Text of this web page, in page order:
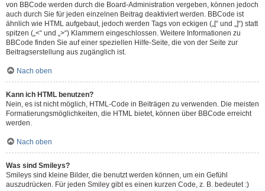
von BBCode werden durch die Board-Administration vergeben, können jedoch
auch durch Sie für jeden einzelnen Beitrag deaktiviert werden. BBCode ist
ähnlich wie HTML aufgebaut, jedoch werden Tags von eckigen („[“ und „]“) statt
spitzen („<“ und „>“) Klammern eingeschlossen. Weitere Informationen zu
BBCode finden Sie auf einer speziellen Hilfe-Seite, die von der Seite zur
Beitragserstellung aus zugänglich ist.
Nach oben
Kann ich HTML benutzen?
Nein, es ist nicht möglich, HTML-Code in Beiträgen zu verwenden. Die meisten
Formatierungsmöglichkeiten, die HTML bietet, können über BBCode erreicht
werden.
Nach oben
Was sind Smileys?
Smileys sind kleine Bilder, die benutzt werden können, um ein Gefühl
auszudrücken. Für jeden Smiley gibt es einen kurzen Code, z. B. bedeutet :)